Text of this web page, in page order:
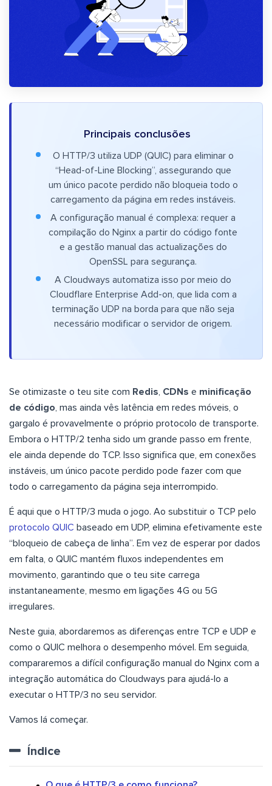
Principais conclusões
O HTTP/3 utiliza UDP (QUIC) para eliminar o
“Head-of-Line Blocking”, assegurando que
um único pacote perdido não bloqueia todo o
carregamento da página em redes instáveis.
A configuração manual é complexa: requer a
compilação do Nginx a partir do código fonte
e a gestão manual das actualizações do
OpenSSL para segurança.
A Cloudways automatiza isso por meio do
Cloudflare Enterprise Add-on, que lida com a
terminação UDP na borda para que não seja
necessário modificar o servidor de origem.
Se otimizaste o teu site com Redis, CDNs e minificação
de código, mas ainda vês latência em redes móveis, o
gargalo é provavelmente o próprio protocolo de transporte.
Embora o HTTP/2 tenha sido um grande passo em frente,
ele ainda depende do TCP. Isso significa que, em conexões
instáveis, um único pacote perdido pode fazer com que
todo o carregamento da página seja interrompido.
É aqui que o HTTP/3 muda o jogo. Ao substituir o TCP pelo
protocolo QUIC baseado em UDP, elimina efetivamente este
“bloqueio de cabeça de linha”. Em vez de esperar por dados
em falta, o QUIC mantém fluxos independentes em
movimento, garantindo que o teu site carrega
instantaneamente, mesmo em ligações 4G ou 5G
irregulares.
Neste guia, abordaremos as diferenças entre TCP e UDP e
como o QUIC melhora o desempenho móvel. Em seguida,
compararemos a difícil configuração manual do Nginx com a
integração automática do Cloudways para ajudá-lo a
executar o HTTP/3 no seu servidor.
Vamos lá começar.
Índice